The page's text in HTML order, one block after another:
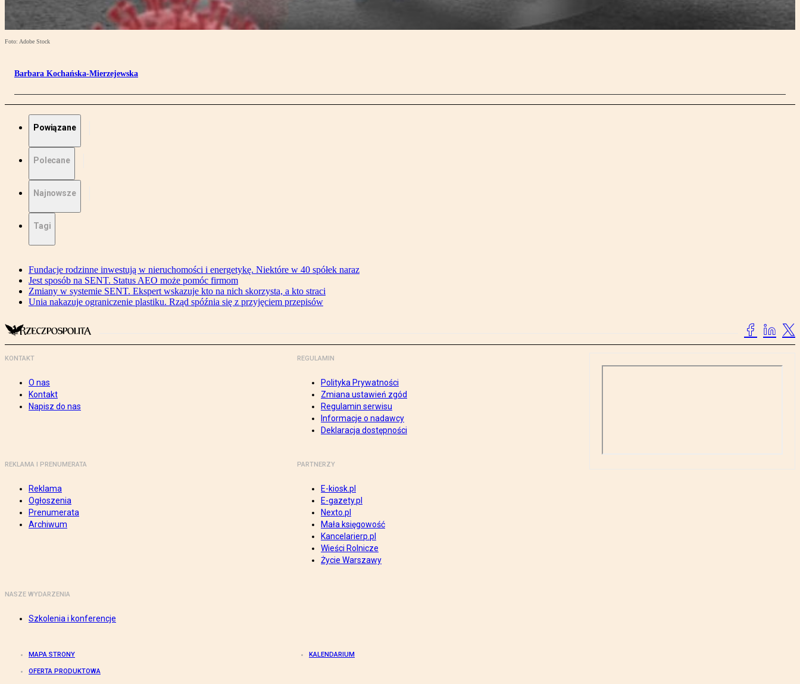
Foto: Adobe Stock
Barbara Kochańska-Mierzejewska
Powiązane
Polecane
Najnowsze
Tagi
Fundacje rodzinne inwestują w nieruchomości i energetykę. Niektóre w 40 spółek naraz
Jest sposób na SENT. Status AEO może pomóc firmom
Zmiany w systemie SENT. Ekspert wskazuje kto na nich skorzysta, a kto straci
Unia nakazuje ograniczenie plastiku. Rząd spóźnia się z przyjęciem przepisów
KONTAKT
O nas
Kontakt
Napisz do nas
REGULAMIN
Polityka Prywatności
Zmiana ustawień zgód
Regulamin serwisu
Informacje o nadawcy
Deklaracja dostępności
REKLAMA I PRENUMERATA
Reklama
Ogłoszenia
Prenumerata
Archiwum
PARTNERZY
E-kiosk.pl
E-gazety.pl
Nexto.pl
Mała księgowość
Kancelarierp.pl
Wieści Rolnicze
Życie Warszawy
NASZE WYDARZENIA
Szkolenia i konferencje
MAPA STRONY KALENDARIUM
OFERTA PRODUKTOWA